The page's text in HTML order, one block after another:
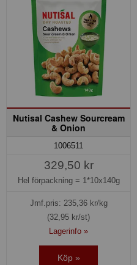
Nutisal Cashew Sourcream
& Onion
1006511
329,50 kr
Hel förpackning = 1*10x140g
Jmf.pris: 235,36kr/kg
(32,95 kr/st)
Lagerinfo »
Köp »